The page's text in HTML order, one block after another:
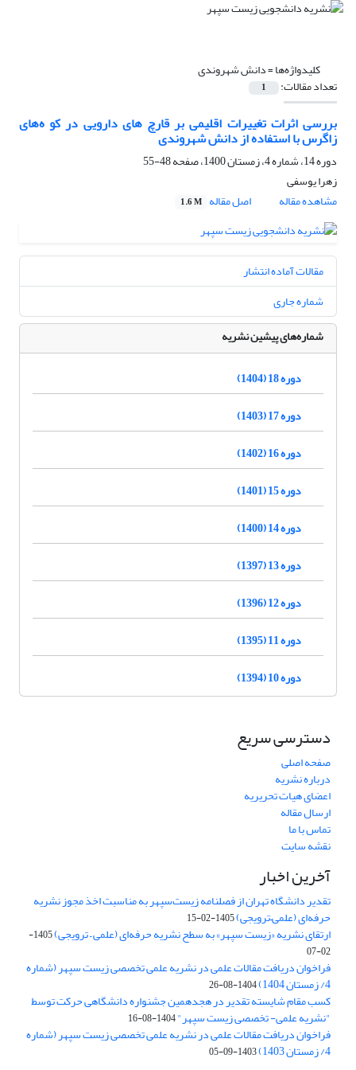
کلیدواژه‌ها =دانش شهروندی
تعداد مقالات: 1
بررسی اثرات تغییرات اقلیمی بر قارچ های دارویی در کو ه‌های
زاگرس با استفاده از دانش شهروندی
دوره 14، شماره 4، زمستان 1400، صفحه
48-55
زهرا یوسفی
مشاهده مقاله
اصل مقاله 1.6 M
مقالات آماده انتشار
شماره جاری
شماره‌های پیشین نشریه
دوره 18 (1404)
دوره 17 (1403)
دوره 16 (1402)
دوره 15 (1401)
دوره 14 (1400)
دوره 13 (1397)
دوره 12 (1396)
دوره 11 (1395)
دوره 10 (1394)
دسترسی سریع
صفحه اصلی
درباره نشریه
اعضای هیات تحریریه
ارسال مقاله
تماس با ما
نقشه سایت
آخرین اخبار
تقدیر دانشگاه تهران از فصلنامه زیست‌سپهر به مناسبت اخذ مجوز نشریه
حرفه‌ای (علمی–ترویجی)1405-02-15
ارتقای نشریه «زیست‌ سپهر» به سطح نشریه حرفه‌ای (علمی – ترویجی)
1405-
02-07
فراخوان دریافت مقالات علمی در نشریه علمی تخصصی زیست سپهر (شماره
4/ زمستان 1404) 1404-08-26
کسب مقام شایسته تقدیر در هجدهمین جشنواره دانشگاهی حرکت توسط
"نشریه علمی- تخصصی زیست سپهر"1404-08-16
فراخوان دریافت مقالات علمی در نشریه علمی تخصصی زیست سپهر (شماره
4/ زمستان 1403) 1403-09-05